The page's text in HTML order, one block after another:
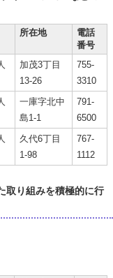
所在地
電話
番号
加茂3丁目
13-26
755-
3310
一庫字北中
島1-1
791-
6500
久代6丁目
1-98
767-
1112
取り組みを積極的に行